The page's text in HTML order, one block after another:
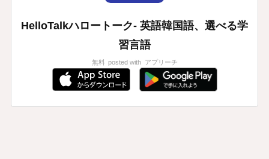
HelloTalkハロートーク- 英語韓国語、選べる学
習言語
無料 posted with アプリーチ